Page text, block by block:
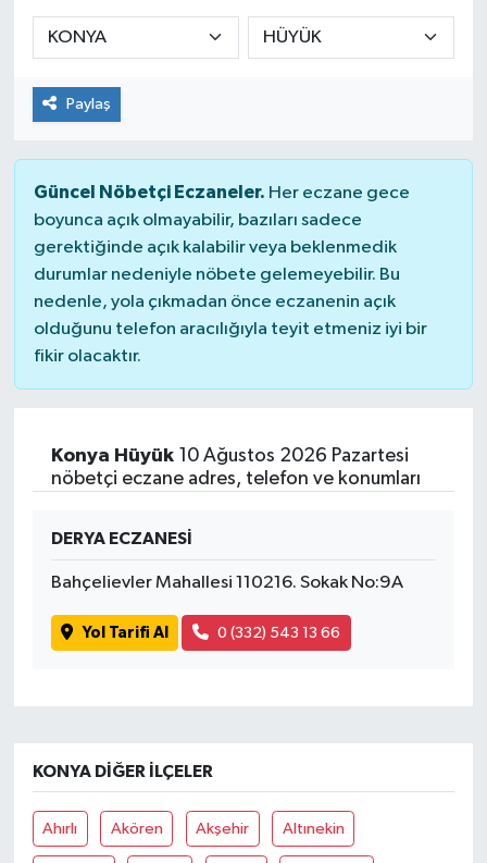
Paylaş
Güncel Nöbetçi Eczaneler. Her eczane gece
boyunca açık olmayabilir, bazıları sadece
gerektiğinde açık kalabilir veya beklenmedik
durumlar nedeniyle nöbete gelemeyebilir. Bu
nedenle, yola çıkmadan önce eczanenin açık
olduğunu telefon aracılığıyla teyit etmeniz iyi bir
fikir olacaktır.
Konya Hüyük10 Ağustos 2026 Pazartesi
nöbetçi eczane adres, telefon ve konumları
DERYA ECZANESİ
Bahçelievler Mahallesi 110216. Sokak No:9A
Yol Tarifi Al 0 (332) 543 13 66
KONYA DIĞER İLÇELER
Ahırlı Akören Akşehir Altınekin
Haber Arşivi